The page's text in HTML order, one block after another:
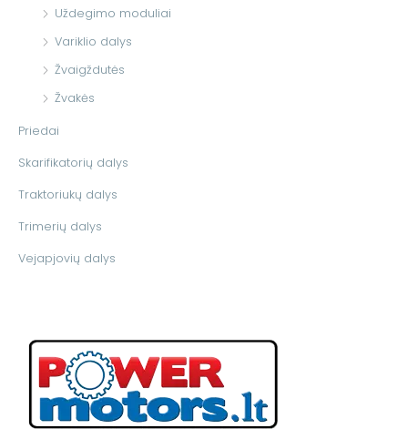
Uždegimo moduliai
Variklio dalys
Žvaigždutės
Žvakės
Priedai
Skarifikatorių dalys
Traktoriukų dalys
Trimerių dalys
Vejapjovių dalys